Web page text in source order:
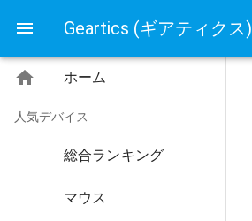
Geartics (ギアティクス)
ホーム
人気デバイス
総合ランキング
マウス